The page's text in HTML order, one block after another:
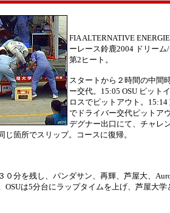
FIA ALTERNATIVE
ーレース鈴鹿2004 ドリー
第2ヒート。
スタートから２時間の中間
ー交代。 15:05 OSU ピット
ロスでピットアウト。
でドライバー交代ピットアウ
デグナー出口にて、チャレ
じ箇所でスリップ。コースに復帰。
０分を残し、パンダサン、再輝、芦屋大、
OSUは5分台にラップタイムを上げ、芦屋大